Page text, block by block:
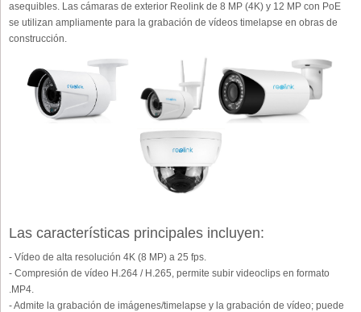
asequibles. Las cámaras de exterior Reolink de 8 MP (4K) y 12 MP con PoE
se utilizan ampliamente para la grabación de vídeos timelapse en obras de
construcción.
Las características principales incluyen:
- Vídeo de alta resolución 4K (8 MP) a 25 fps.
- Compresión de vídeo H.264 / H.265, permite subir videoclips en formato
.MP4.
- Admite la grabación de imágenes/timelapse y la grabación de vídeo; puede